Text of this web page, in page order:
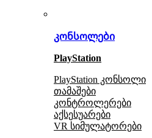
კონსოლები
PlayStation
PlayStation კონსოლი
თამაშები
კონტროლერები
აქსესუარები
VR სიმულატორები